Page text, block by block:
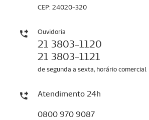
CEP: 24020-320
Ouvidoria
21 3803-1120
21 3803-1121
de segunda a sexta, horário comercial
Atendimento 24h
0800 970 9087